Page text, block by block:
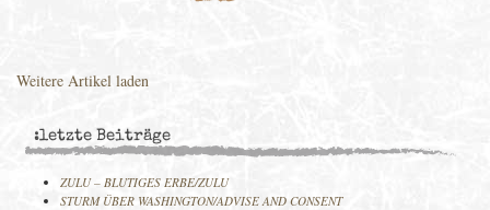
Weitere Artikel laden
:letzte Beiträge
ZULU – BLUTIGES ERBE/ZULU
STURM ÜBER WASHINGTON/ADVISE AND CONSENT